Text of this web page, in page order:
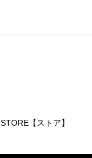
STORE【ストア】